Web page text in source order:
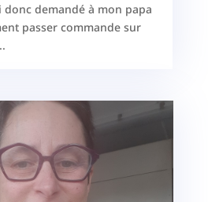
donc demandé à mon papa
passer commande sur